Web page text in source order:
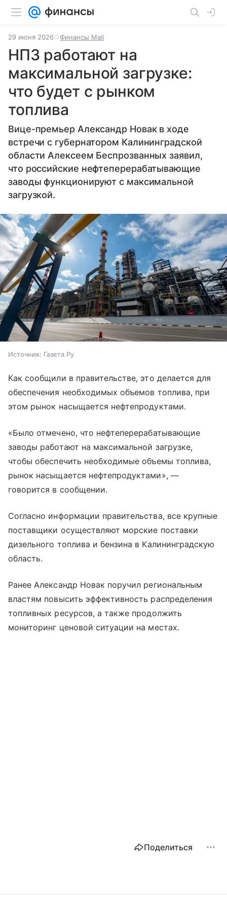
29 июня 2026 Финансы Mail
НПЗ работают на
максимальной загрузке:
что будет с рынком
топлива
Вице-премьер Александр Новак в ходе
встречи с губернатором Калининградской
области Алексеем Беспрозванных заявил,
что российские нефтеперерабатывающие
заводы функционируют с максимальной
загрузкой.
Источник: Газета.Ру
Как сообщили в правительстве, это делается для
обеспечения необходимых объемов топлива, при
этом рынок насыщается нефтепродуктами.
«Было отмечено, что нефтеперерабатывающие
заводы работают на максимальной загрузке,
чтобы обеспечить необходимые объемы топлива,
рынок насыщается нефтепродуктами», —
говорится в сообщении.
Согласно информации правительства, все крупные
поставщики осуществляют морские поставки
дизельного топлива и бензина в Калининградскую
область.
Ранее Александр Новак поручил региональным
властям повысить эффективность распределения
топливных ресурсов, а также продолжить
мониторинг ценовой ситуации на местах.
Поделиться